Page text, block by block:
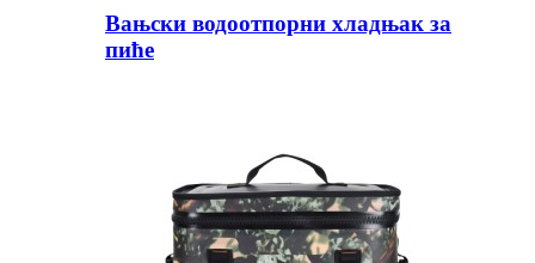
Вањски водоотпорни хладњак за
пиће